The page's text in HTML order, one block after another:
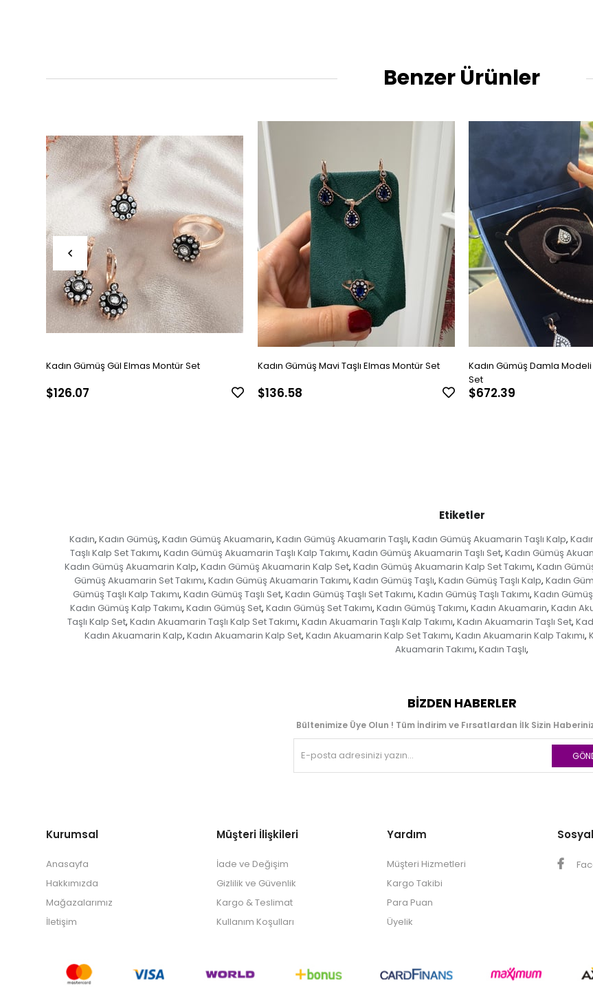
Benzer Ürünler
Kadın Gümüş Gül Elmas Montür Set
$126.07
Kadın Gümüş Mavi Taşlı Elmas Montür Set
$136.58
Kadın Gümüş Damla
Set
$672.39
Etiketler
Kadın, Kadın Gümüş, Kadın Gümüş Akuamarin, Kadın Gümüş Akuamarin Taşlı, Kadın Gümüş Akuamarin Taşlı Kalp,
Taşlı Kalp Set Takımı, Kadın Gümüş Akuamarin Taşlı Kalp Takımı, Kadın Gümüş Akuamarin Taşlı Set, Kadın Gümüş
Kadın Gümüş Akuamarin Kalp, Kadın Gümüş Akuamarin Kalp Set, Kadın Gümüş Akuamarin Kalp Set Takımı, Kadın
Gümüş Akuamarin Set Takımı, Kadın Gümüş Akuamarin Takımı, Kadın Gümüş Taşlı, Kadın Gümüş Taşlı Kalp, Kadın
Gümüş Taşlı Kalp Takımı, Kadın Gümüş Taşlı Set, Kadın Gümüş Taşlı Set Takımı, Kadın Gümüş Taşlı Takımı, Kadın
Kadın Gümüş Kalp Takımı, Kadın Gümüş Set, Kadın Gümüş Set Takımı, Kadın Gümüş Takımı, Kadın Akuamarin, Kadın
Taşlı Kalp Set, Kadın Akuamarin Taşlı Kalp Set Takımı, Kadın Akuamarin Taşlı Kalp Takımı, Kadın Akuamarin Taşlı Set,
Kadın Akuamarin Kalp, Kadın Akuamarin Kalp Set, Kadın Akuamarin Kalp Set Takımı, Kadın Akuamarin Kalp Takımı,
Akuamarin Takımı, Kadın Taşlı,
BIZDEN HABERLER
Bültenimize Üye Olun ! Tüm İndirim ve Fırsatlardan İlk Sizin
Kurumsal
Anasayfa
Hakkımızda
Mağazalarımız
İletişim
Müşteri İlişkileri
İade ve Değişim
Gizlilik ve Güvenlik
Kargo & Teslimat
Kullanım Koşulları
Yardım
Müşteri Hizmetleri
Kargo Takibi
Para Puan
Üyelik